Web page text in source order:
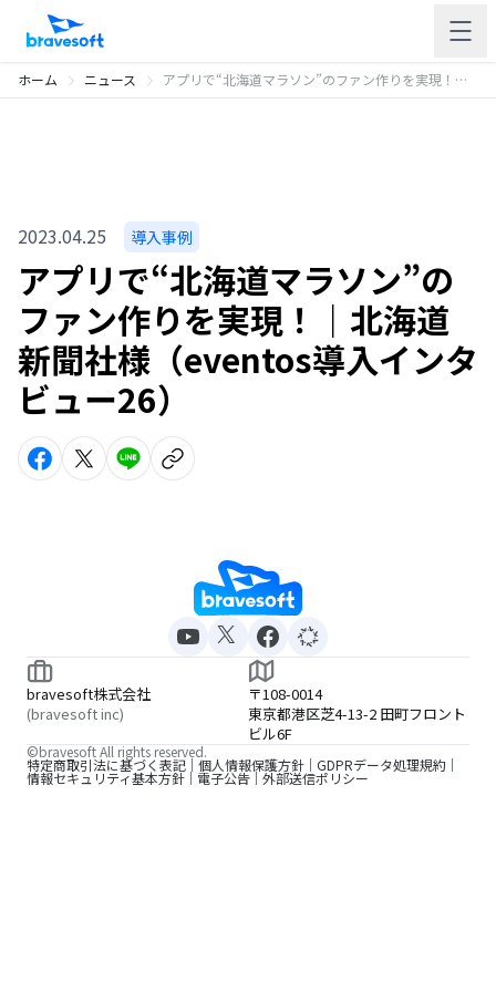
ホーム ニュース アプリで“北海道マラソン”のファン作りを実現！｜北海道新聞社様（eventos導入インタビュー26）
2023.04.25 導入事例
アプリで“北海道マラソン”の
ファン作りを実現！｜北海道
新聞社様（eventos導入インタ
ビュー26）
bravesoft株式会社
(bravesoft inc)
〒108-0014
東京都港区芝4-13-2 田町フロント
ビル6F
特定商取引法に基づく表記 個人情報保護方針 GDPRデータ処理規約
情報セキュリティ基本方針 電子公告 外部送信ポリシー
©bravesoft All rights reserved.